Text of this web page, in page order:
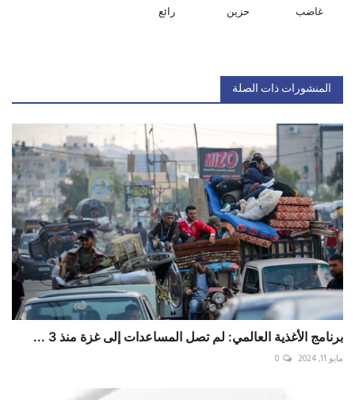
غاضب حزين رائع
المنشورات ذات الصلة
برنامج الأغذية العالمي: لم تصل المساعدات إلى غزة منذ 3 ...
مايو 11, 2024 0